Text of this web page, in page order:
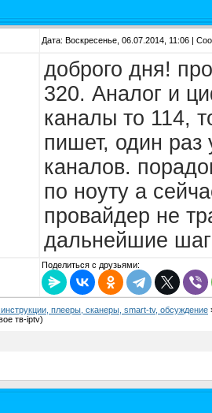
Дата: Воскресенье, 06.07.2014, 11:06 |
доброго дня!
320. Аналог и
каналы то 114,
пишет, один раз
каналов.
по ноуту а
провайдер не
дальнейшие
Поделиться с друзьями:
плееры, сканеры, smart-tv, обсуждение
тв-iptv)